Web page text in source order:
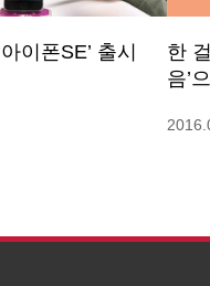
이폰SE’ 출시
한
음’